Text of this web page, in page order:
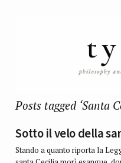
Posts tagged ‘Santa
Sotto il velo della
Stando a quanto riporta la